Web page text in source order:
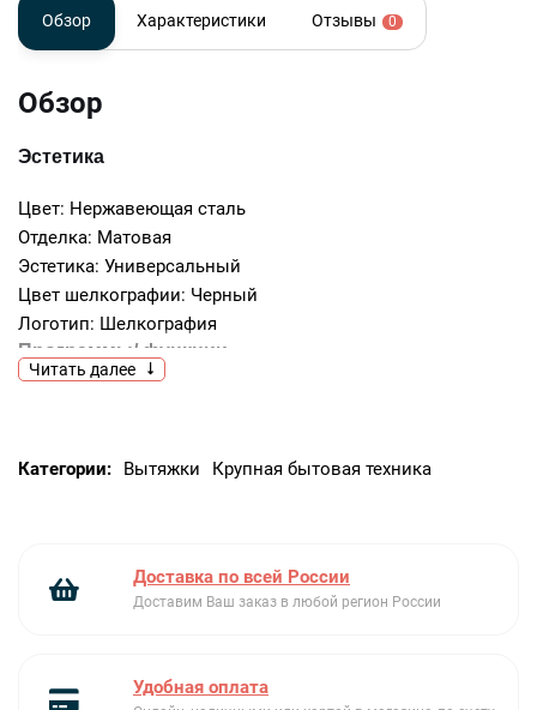
Обзор Характеристики Отзывы 0
Обзор
Эстетика
Цвет: Нержавеющая сталь
Отделка: Матовая
Эстетика: Универсальный
Цвет шелкографии: Черный
Логотип: Шелкография
Программы/ функции
Управление
Технические характеристики
Мощность ламп подсветки: 5 Вт
Шкала цветовой температуры света (°К): 3000 °K
Читать далее
Категории: Вытяжки Крупная бытовая техника
Доставка по всей России
Доставим Ваш заказ в любой регион России
Удобная оплата